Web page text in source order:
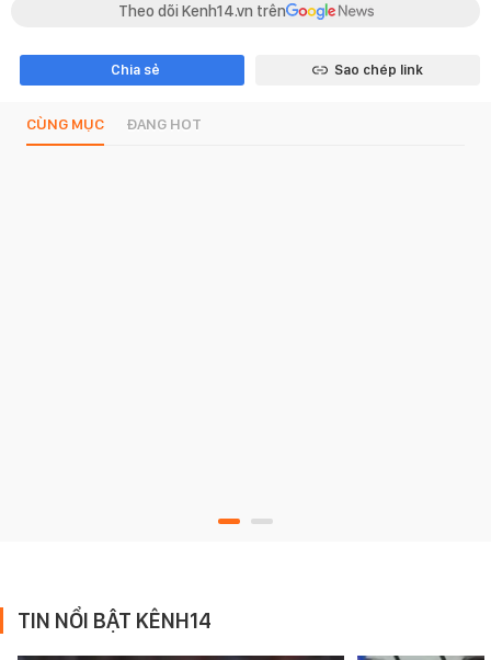
Theo dõi Kenh14.vn trên
Chia sẻ Sao chép link
CÙNG MỤC ĐANG HOT
TIN NỔI BẬT KÊNH14